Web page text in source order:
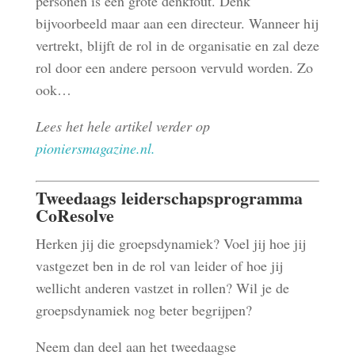
bijvoorbeeld maar aan een directeur. Wanneer hij
vertrekt, blijft de rol in de organisatie en zal deze
rol door een andere persoon vervuld worden. Zo
ook…
Lees het hele artikel verder op
pioniersmagazine.nl.
Tweedaags leiderschapsprogramma
CoResolve
Herken jij die groepsdynamiek? Voel jij hoe jij
vastgezet ben in de rol van leider of hoe jij
wellicht anderen vastzet in rollen? Wil je de
groepsdynamiek nog beter begrijpen?
Neem dan deel aan het tweedaagse